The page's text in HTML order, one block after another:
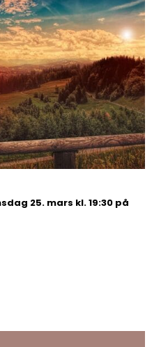
25. mars kl. 19:30 på